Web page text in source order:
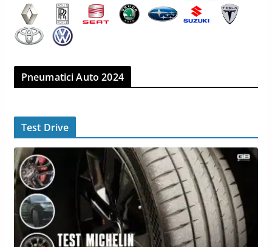
Pneumatici Auto 2024
Test Drive